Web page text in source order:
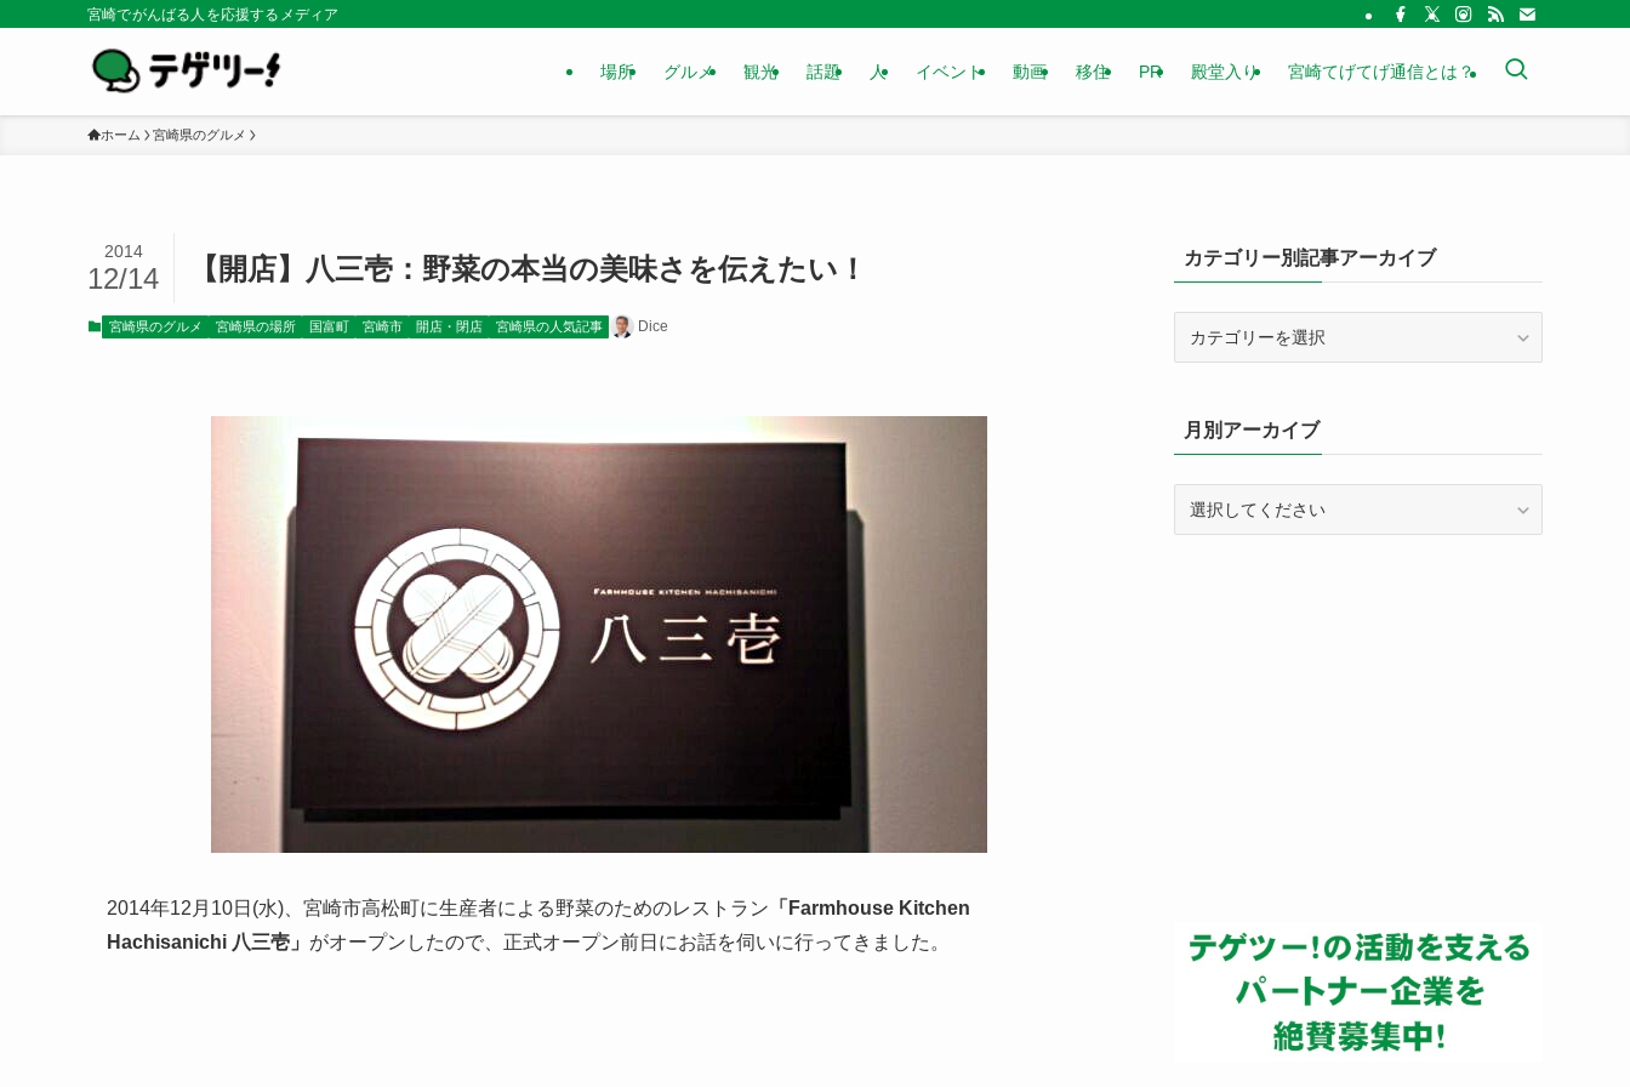
宮崎でがんばる人を応援するメディア
場所 グルメ 観光 話題 人 イベント 動画 移住 PR 殿堂入り 宮崎てげてげ通信とは？
ホーム 宮崎県のグルメ
【開店】八三壱：野菜の本当の美味さを伝えたい！
2014
12/14
宮崎県のグルメ 宮崎県の場所 国富町 宮崎市 開店・閉店 宮崎県の人気記事 Dice
2014年12月10日(水)、宮崎市高松町に生産者による野菜のためのレストラン 「Farmhouse Kitchen
Hachisanichi 八三壱」 がオープンしたので、正式オープン前日にお話を伺いに行ってきました。
カテゴリー別記事アーカイブ
ー
別
記
ア
月別アーカイブ